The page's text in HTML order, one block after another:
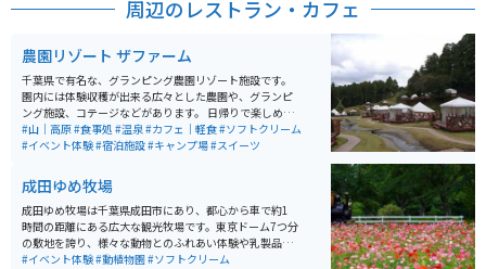
周辺のレストラン・カフェ
農園リゾート ザファーム
千葉県で有名な、グランピング農園リゾート施設です。
園内には体験収穫が出来る広々とした農園や、グランピ
ング施設、コテージなどがあります。 日帰りで楽しめる
BBQ場や、農園で取れた野菜を使用した料理、手作りス
イーツなどを頂けるカフェなどもあります。 ジップライ
りでものんびりと楽しめるリゾート施設です。
#山｜高原#食事処 #温泉#カフェ｜軽食#ソフトクリーム
#イベント体験#宿泊施設#キャンプ場#スイーツ
成田ゆめ牧場
成田ゆめ牧場は千葉県成田市にあり、都心から車で約1
時間の距離にある広大な観光牧場です。東京ドーム7つ分
の敷地を誇り、様々な動物とのふれあい体験や乳製品の
製造見学、季節折々の自然を楽しむことができます。特
#イベント体験#動植物園#ソフトクリーム